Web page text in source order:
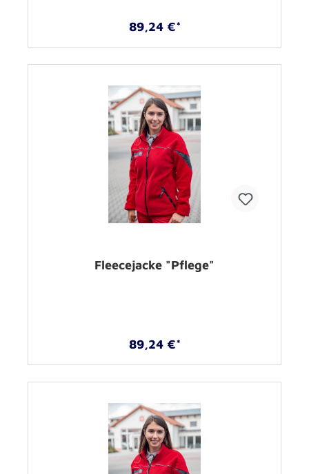
89,24 €*
Fleecejacke "Pflege"
89,24 €*